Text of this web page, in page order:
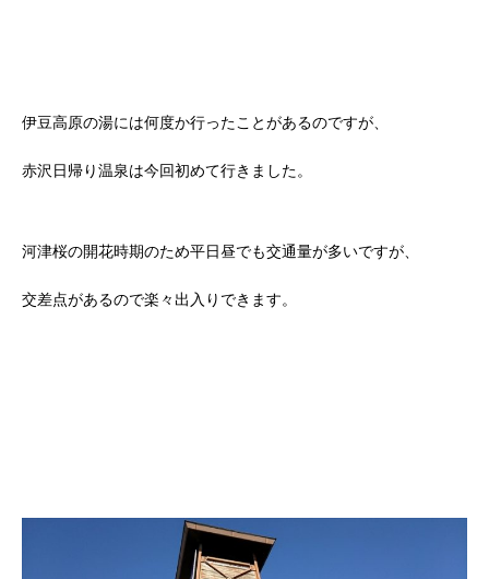
伊豆高原の湯には何度か行ったことがあるのですが、
赤沢日帰り温泉は今回初めて行きました。
河津桜の開花時期のため平日昼でも交通量が多いですが、
交差点があるので楽々出入りできます。